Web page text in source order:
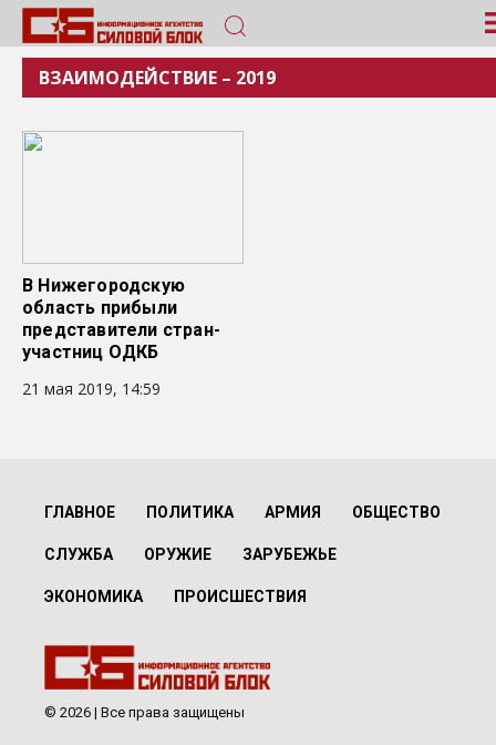
ВЗАИМОДЕЙСТВИЕ – 2019
В Нижегородскую
область прибыли
представители стран-
участниц ОДКБ
21 мая 2019, 14:59
ГЛАВНОЕ ПОЛИТИКА АРМИЯ ОБЩЕСТВО
СЛУЖБА ОРУЖИЕ ЗАРУБЕЖЬЕ
ЭКОНОМИКА ПРОИСШЕСТВИЯ
© 2026 | Все права защищены